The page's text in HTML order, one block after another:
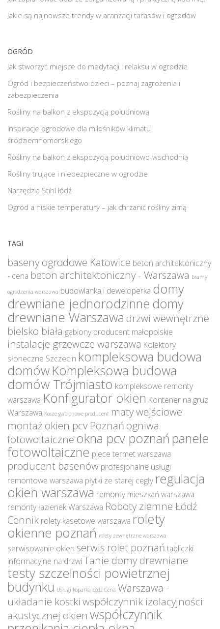
Jakie są najnowsze trendy w aranżacji tarasów i ogrodów
OGRÓD
Jak stworzyć miejsce do medytacji i relaksu w ogrodzie
Ogród i bezpieczeństwo dzieci – poznaj zagrożenia i
zabezpieczenia
Rośliny na balkon z ekspozycją południową
Inspiracje ogrodowe dla miłośników klimatu
śródziemnomorskiego
Rośliny na balkon z ekspozycją południowo-wschodnią
Rośliny trujące i niebezpieczne w ogrodzie
Narzędzia Stihl łódź
Ogród a niskie temperatury – jak chrzanić rośliny zimą
TAGI
baseny ogrodowe Katowice beton architektoniczny
- cena beton architektoniczny - Warszawa bramy
ogrodzenia warszawa budowlanka i deweloperka domy
drewniane jednorodzinne domy
drewniane Warszawa drzwi wewnętrzne
bielsko biała gabiony producent małopolskie
instalacje grzewcze warszawa Kolektory
słoneczne Szczecin kompleksowa budowa
domówKompleksowa budowa
domów Trójmiasto kompleksowe remonty
warszawa Konfigurator okien Kontener na gruz
Warszawa Kosze gabionowe producent maty wejściowe
montaż okien pcv Poznań ogniwa
fotowoltaiczne okna pcv poznań panele
fotowoltaiczne piece termet warszawa
producent basenów profesjonalne usługi
remontowe warszawa płytki ze starej cegły regulacja
okien warszawa remonty mieszkań warszawa
remonty łazienek Warszawa Roboty ziemne Łódź
Cennik rolety kasetowe warszawa rolety
okienne poznań rolety zewnętrzne warszawa
serwisowanie okien serwis rolet poznań tabliczki
informacyjne na drzwiTanie domy drewniane
testy szczelności powietrznej
budynku Usługi koparką Łódź Cena Warszawa -
układanie kostki współczynnik izolacyjności
akustycznej okien współczynnik